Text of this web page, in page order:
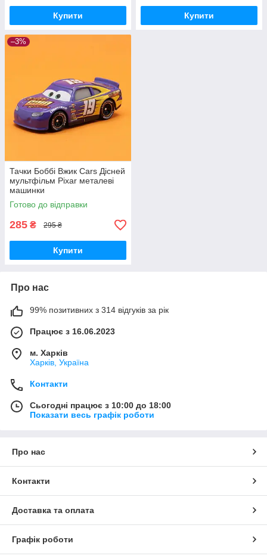
Купити Купити
–3%
Тачки Боббі Вжик Cars Дісней
мультфільм Pixar металеві
машинки
Готово до відправки
285 ₴ 295 ₴
Купити
Про нас
99% позитивних з 314 відгуків за рік
Працює з 16.06.2023
м. Харків
Харків, Україна
Контакти
Сьогодні працює з 10:00 до 18:00
Показати весь графік роботи
Про нас
Контакти
Доставка та оплата
Графік роботи